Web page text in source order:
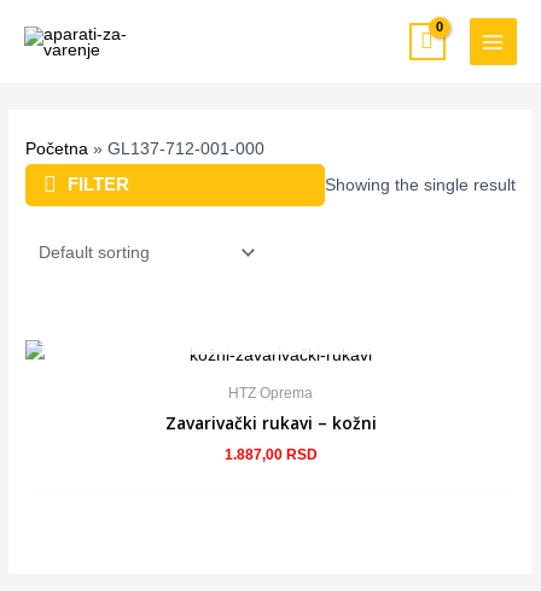
MAIN
Početna »GL137-712-001-000
FILTER Showing the single result
HTZ Oprema
Zavarivački rukavi – kožni
1.887,00 RSD